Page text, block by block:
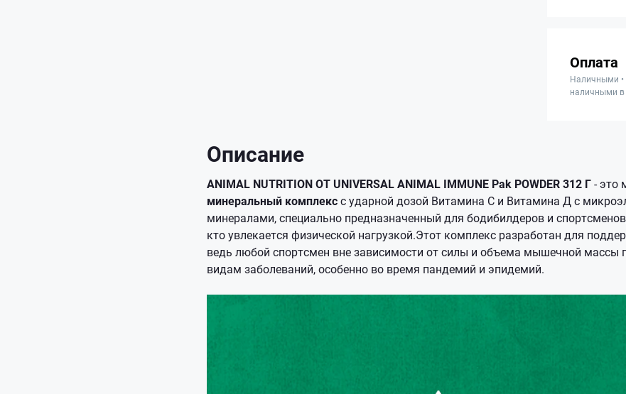
Оплата
Наличными •
наличными в
Описание
ANIMAL NUTRITION ОТ UNIVERSAL ANIMAL IMMUNE Pak POWDER 312 Г- это
минеральный комплексс ударной дозой Витамина С и Витамина Д с
минералами, специально предназначенный для бодибилдеров и
кто увлекается физической нагрузкой.Этот комплекс разработан для
ведь любой спортсмен вне зависимости от силы и объема мышечной массы
видам заболеваний, особенно во время пандемий и эпидемий.